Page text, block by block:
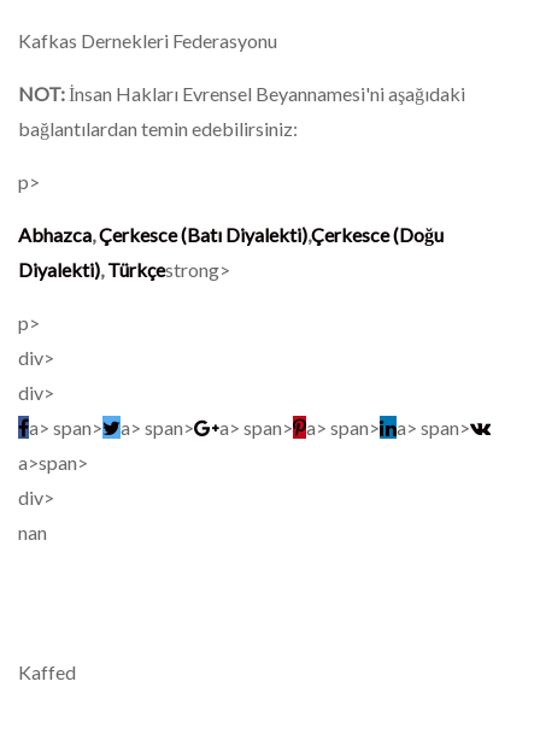
Kafkas Dernekleri Federasyonu
NOT:İnsan Hakları Evrensel Beyannamesi'ni aşağıdaki
bağlantılardan temin edebilirsiniz:
p>
Abhazca,Çerkesce (Batı Diyalekti),Çerkesce (Doğu
Diyalekti),Türkçestrong>
p>
div>
div>
a> span> a> span> a> span> a> span> a> span>
a>span>
div>
nan
Kaffed